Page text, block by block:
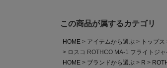
この商品が属するカテゴリ
HOME アイテムから選ぶ トップス
ロスコ ROTHCO MA-1 フライトジャ
HOME
ブランドから選ぶ R